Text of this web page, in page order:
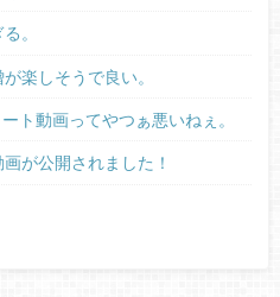
。
楽しそうで良い。
ト動画ってやつぁ悪いねぇ。
が公開されました！